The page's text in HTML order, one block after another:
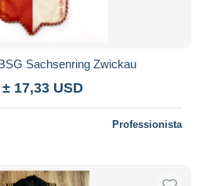
Sachsenring Zwickau
± 17,33 USD
Professionista